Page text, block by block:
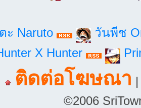
ะ Naruto
วันพีช
X Hunter
ติดต่อโฆษณา
©2006